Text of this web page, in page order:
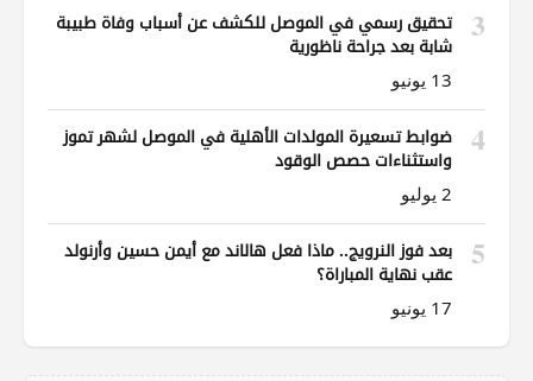
3
تحقيق رسمي في الموصل للكشف عن أسباب وفاة طبيبة
شابة بعد جراحة ناظورية
13 يونيو
4
ضوابط تسعيرة المولدات الأهلية في الموصل لشهر تموز
واستثناءات حصص الوقود
2 يوليو
5
بعد فوز النرويج.. ماذا فعل هالاند مع أيمن حسين وأرنولد
عقب نهاية المباراة؟
17 يونيو